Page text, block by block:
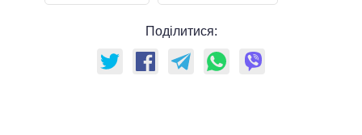
Поділитися: